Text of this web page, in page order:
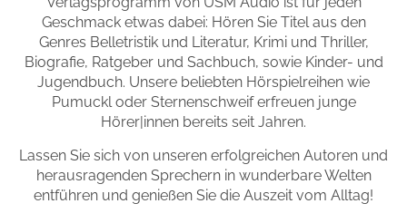
Man sieht sich
Zum Titel
Gib dem Monster keine Schokolade
Indigo Wild - Folge 1
Zum Titel
Geschmack etwas dabei: Hören Sie Titel aus den
Genres Belletristik und Literatur, Krimi und Thriller,
Biografie, Ratgeber und Sachbuch, sowie Kinder- und
Jugendbuch. Unsere beliebten Hörspielreihen wie
Pumuckl oder Sternenschweif erfreuen junge
Hörer|innen bereits seit Jahren.
Lassen Sie sich von unseren erfolgreichen Autoren und
herausragenden Sprechern in wunderbare Welten
entführen und genießen Sie die Auszeit vom Alltag!